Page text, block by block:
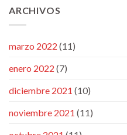
ARCHIVOS
marzo 2022 (11)
enero 2022 (7)
diciembre 2021 (10)
noviembre 2021 (11)